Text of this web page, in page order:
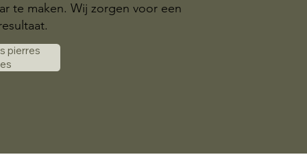
te maken. Wij zorgen voor een
pierres